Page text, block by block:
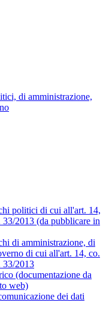
di amministrazione,
politici di cui all'art. 14,
2013 (da pubblicare in
di amministrazione, di
di cui all'art. 14, co.
33/2013
(documentazione da
web)
dei dati